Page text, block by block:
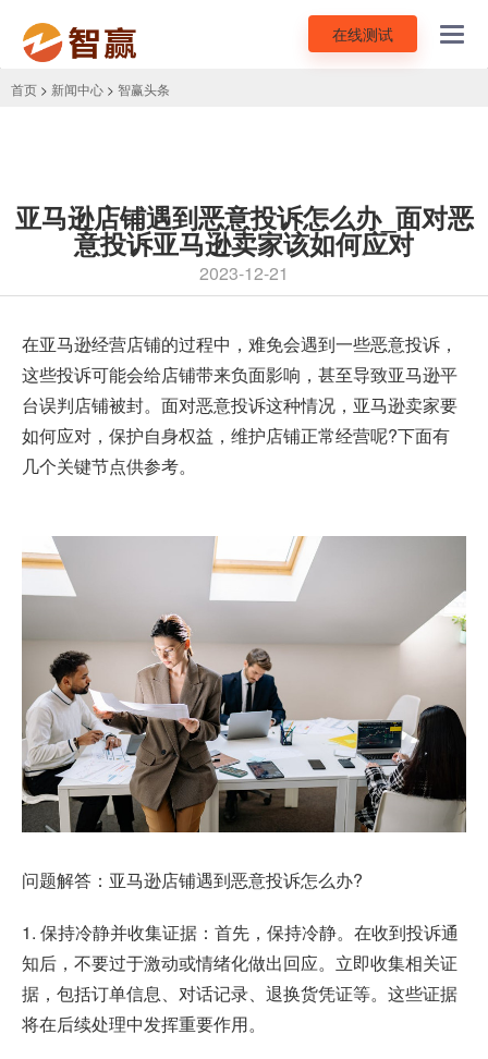
在线测试
首页 > 新闻中心 > 智赢头条
亚马逊店铺遇到恶意投诉怎么办_面对恶
意投诉亚马逊卖家该如何应对
2023-12-21
在亚马逊经营店铺的过程中，难免会遇到一些恶意投诉，
这些投诉可能会给店铺带来负面影响，甚至导致亚马逊平
台误判店铺被封。面对恶意投诉这种情况，亚马逊卖家要
如何应对，保护自身权益，维护店铺正常经营呢?下面有
几个关键节点供参考。
问题解答：亚马逊店铺遇到恶意投诉怎么办?
1. 保持冷静并收集证据：首先，保持冷静。在收到投诉通
知后，不要过于激动或情绪化做出回应。立即收集相关证
据，包括订单信息、对话记录、退换货凭证等。这些证据
将在后续处理中发挥重要作用。